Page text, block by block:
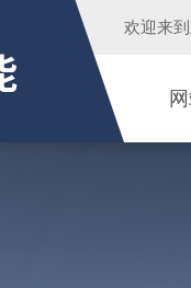
欢迎来到